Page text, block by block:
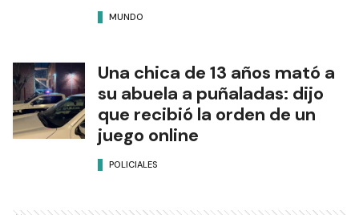
MUNDO
Una chica de 13 años mató a
su abuela a puñaladas: dijo
que recibió la orden de un
juego online
POLICIALES